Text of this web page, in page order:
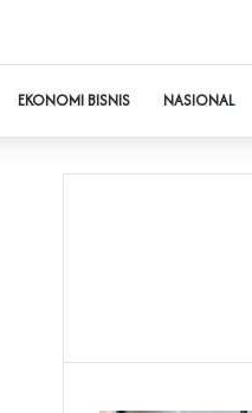
EKONOMI BISNIS NASIONAL